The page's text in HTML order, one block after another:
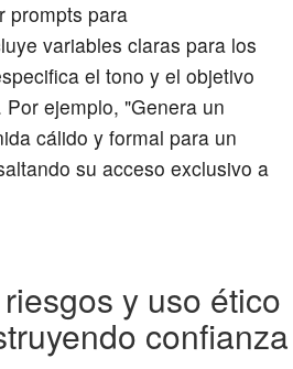
prompts para
variables claras para los
el tono y el objetivo
ejemplo, "Genera un
cálido y formal para un
su acceso exclusivo a
y uso ético
confianza